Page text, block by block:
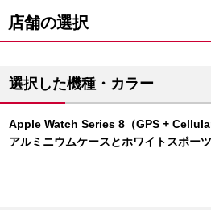
店舗の選択
選択した機種・カラー
Apple Watch Series 8（GPS +
アルミニウムケースとホワイトスポー